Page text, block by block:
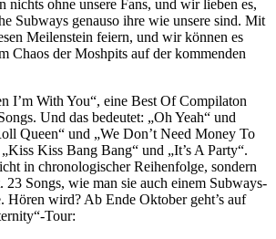
nichts ohne unsere Fans, und wir lieben es,
Subways genauso ihre wie unsere sind. Mit
Meilenstein feiern, und wir können es
Chaos der Moshpits auf der kommenden
I’m With You“, eine Best Of Compilaton
Und das bedeutet: „Oh Yeah“ und
Queen“ und „We Don’t Need Money To
Kiss Bang Bang“ und „It’s A Party“.
in chronologischer Reihenfolge, sondern
23 Songs, wie man sie auch einem Subways-
Hören wird? Ab Ende Oktober geht’s auf
Tour: